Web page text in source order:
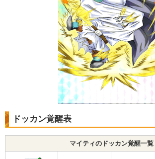
ドッカン覚醒表
マイティのドッカン覚醒一覧